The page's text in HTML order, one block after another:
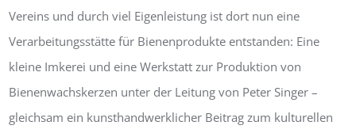
Vereins und durch viel Eigenleistung ist dort nun eine
Verarbeitungsstätte für Bienenprodukte entstanden: Eine
kleine Imkerei und eine Werkstatt zur Produktion von
Bienenwachskerzen unter der Leitung von Peter Singer –
gleichsam ein kunsthandwerklicher Beitrag zum kulturellen